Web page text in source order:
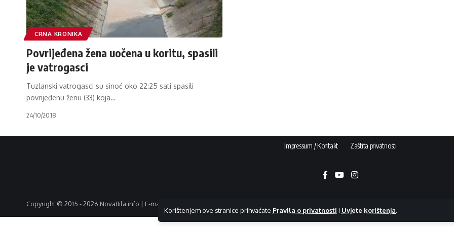
Korištenjem ove stranice prihvaćate Pravila o privatnosti i Uvjete korištenja.
CRNA KRONIKA
Povrijeđena žena uočena u koritu, spasili
je vatrogasci
Tuzlanski vatrogasci su sinoć oko 22:25 sati spasili
povrijeđenu ženu (33) koja…
24/10/2018
Impressum / Kontakt Zaštita privatnosti
Copyright © 2015 - 2026 NovaBila.info | E-mail: